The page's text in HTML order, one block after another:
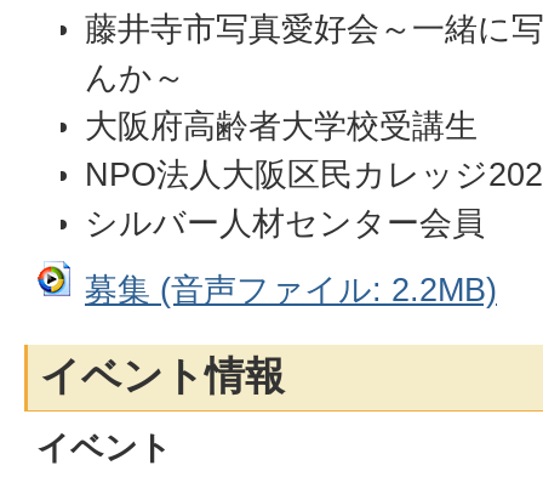
藤井寺市写真愛好会～一緒に
んか～
大阪府高齢者大学校受講生
NPO法人大阪区民カレッジ
シルバー人材センター会員
募集 (音声ファイル: 2.2MB)
イベント情報
イベント